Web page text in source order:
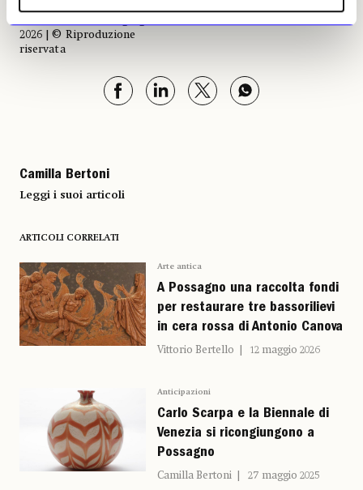
2026 | © Riproduzione
riservata
Camilla Bertoni
Leggi i suoi articoli
ARTICOLI CORRELATI
Arte antica
A Possagno una raccolta fondi
per restaurare tre bassorilievi
in cera rossa di Antonio Canova
Vittorio Bertello 12 maggio 2026
Anticipazioni
Carlo Scarpa e la Biennale di
Venezia si ricongiungono a
Possagno
Camilla Bertoni 27 maggio 2025